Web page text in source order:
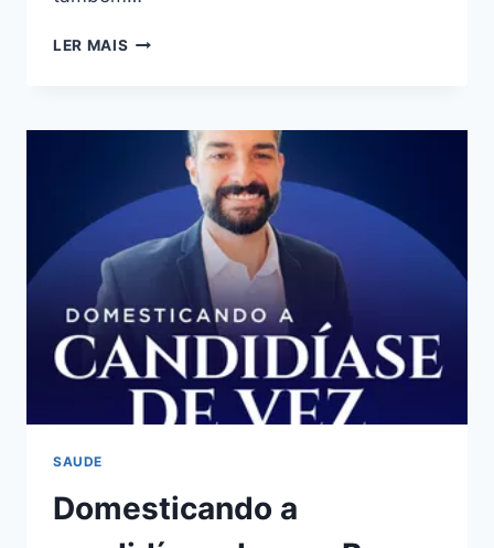
LER MAIS CRIPTOBLINDERS
RUIM?
REVIEW
CURSO
AUGUSTO
FUNCIONA
MESMO?
HOTMART
É
CONFIÁVEL?
SAUDE
Domesticando a